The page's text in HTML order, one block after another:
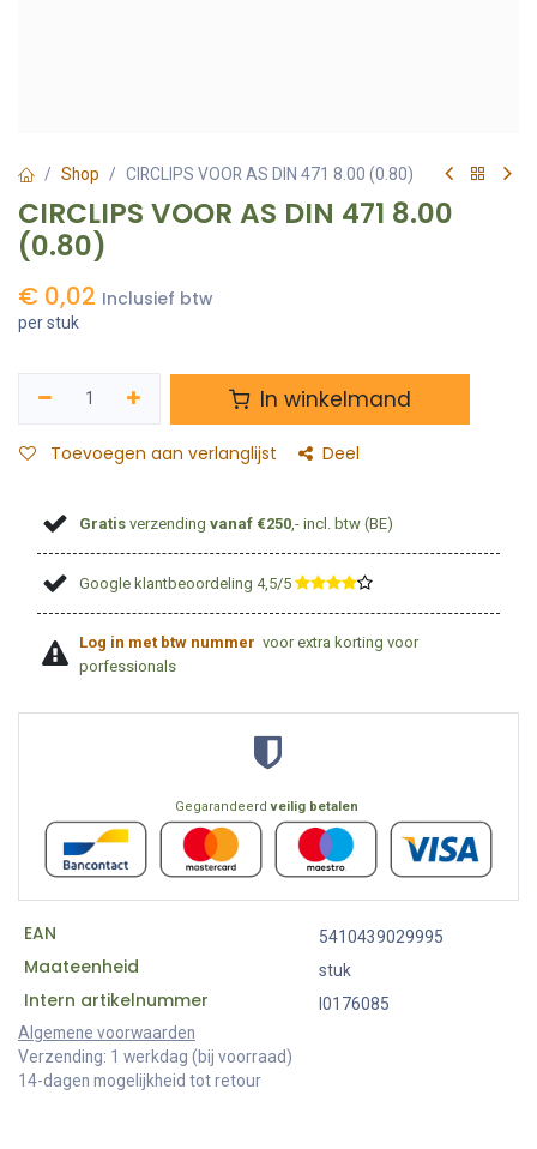
Shop CIRCLIPS VOOR AS DIN 471 8.00 (0.80)
CIRCLIPS VOOR AS DIN 471 8.00
(0.80)
€ 0,02 Inclusief btw
per stuk
In winkelmand
Toevoegen aan verlanglijst Deel
Gratis verzendingvanaf €250 ,- incl. btw (BE)
Google klantbeoordeling 4,5/5 ​
Log in met btw nummer voor extra korting voor
porfessionals
Gegarandeerdveilig betalen
EAN 5410439029995
Maateenheid stuk
Intern artikelnummer
I0176085
Algemene voorwaarden
Verzending: 1 werkdag (bij voorraad)
14-dagen mogelijkheid tot retour